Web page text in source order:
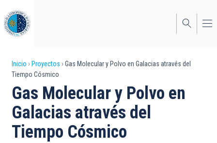
al
contenido
principal
Sobrescribir
enlaces
de
ayuda
a
Inicio Proyectos
Gas Molecular y Polvo en Galacias através del
Tiempo Cósmico
Gas Molecular y Polvo en
Galacias através del
Tiempo Cósmico